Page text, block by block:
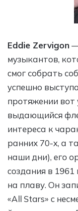
Eddie Zervigon
музыкантов,
смог собрать
успешно
протяжении вот
выдающийся
интереса к
ранних 70-х, а
наши дни), его
создания в
на плаву. Он
«All Stars» с